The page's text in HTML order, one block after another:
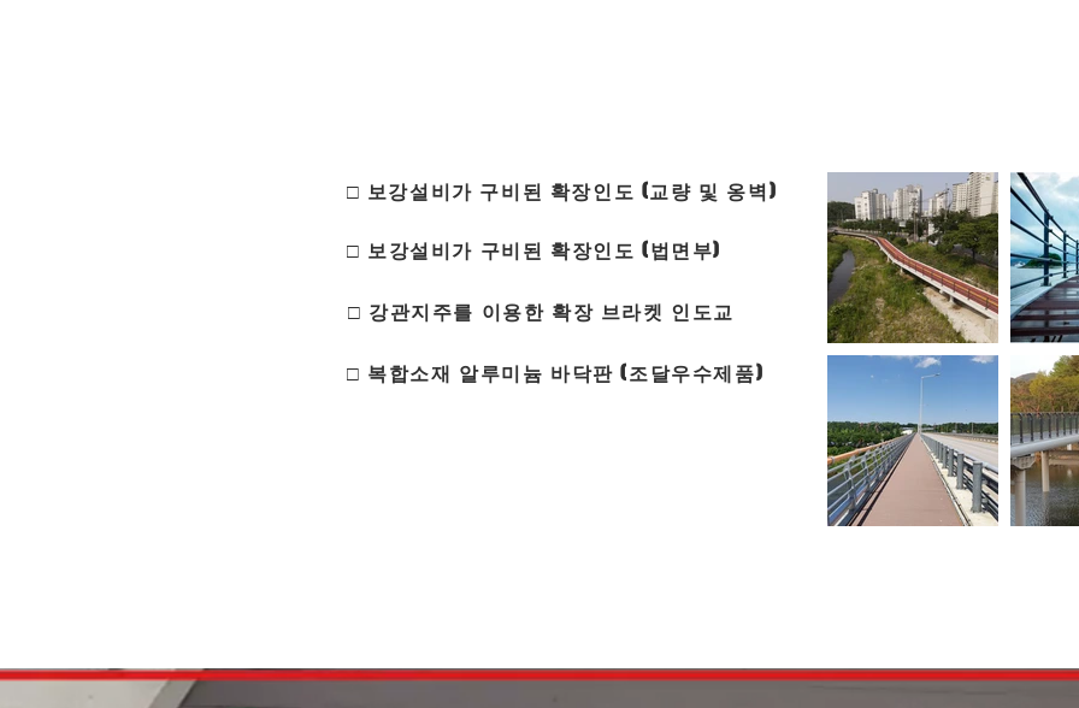
□ 보강설비가 구비된 확장인도 (교량 및 옹벽)
□ 보강설비가 구비된 확장인도 (법면부)
□ 강관지주를 이용한 확장 브라켓 인도교
□ 복합소재 알루미늄 바닥판 (조달우수제품)